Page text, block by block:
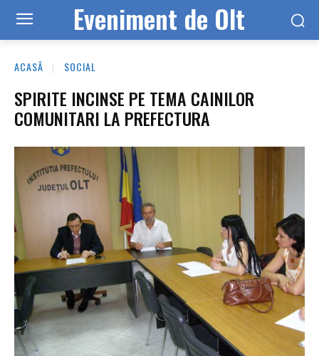
Eveniment de Olt
ACASĂ SOCIAL
SPIRITE INCINSE PE TEMA CAINILOR
COMUNITARI LA PREFECTURA